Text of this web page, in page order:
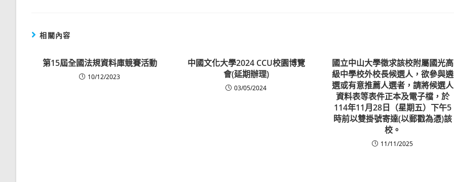
相關內容
第15屆全國法規資料庫競賽活動
10/12/2023
中國文化大學2024 CCU校園博覽
會(延期辦理)
03/05/2024
國立中山大學徵求該校附屬國光高
級中學校外校長候選人，欲參與遴
選或有意推薦人選者，請將候選人
資料表等表件正本及電子檔，於
114年11月28日（星期五）下午5
時前以雙掛號寄達(以郵戳為憑)該
校。
11/11/2025